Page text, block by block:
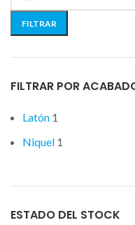
FILTRAR
FILTRAR POR
Latón 1
Niquel 1
ESTADO DEL STOCK